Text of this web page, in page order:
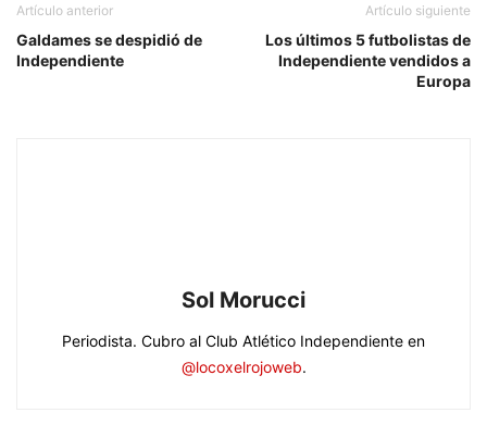
Artículo anterior
Galdames se despidió de
Independiente
Artículo siguiente
Los últimos 5 futbolistas de
Independiente vendidos a
Europa
Sol Morucci
Periodista. Cubro al Club Atlético Independiente en
@locoxelrojoweb.